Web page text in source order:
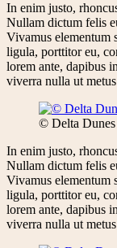
In enim justo,
Nullam dictum felis
Vivamus elementum
ligula, porttitor eu,
lorem ante, dapibus
viverra nulla ut
© Delta
In enim justo,
Nullam dictum felis
Vivamus elementum
ligula, porttitor eu,
lorem ante, dapibus
viverra nulla ut